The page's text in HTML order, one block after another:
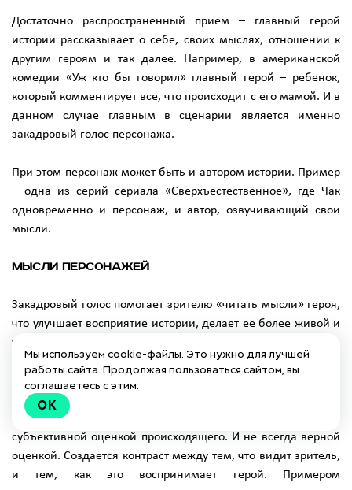
Достаточно распространенный прием – главный герой
истории рассказывает о себе, своих мыслях, отношении к
другим героям и так далее. Например, в американской
комедии «Уж кто бы говорил» главный герой – ребенок,
который комментирует все, что происходит с его мамой. И в
данном случае главным в сценарии является именно
закадровый голос персонажа.
При этом персонаж может быть и автором истории. Пример
– одна из серий сериала «Сверхъестественное», где Чак
одновременно и персонаж, и автор, озвучивающий свои
мысли.
Мысли персонажей
Закадровый голос помогает зрителю «читать мысли» героя,
что улучшает восприятие истории, делает ее более живой и
увлекательной. Как и в случае с голосом персонажа,
озвучивание мыслей может стать базой сценария.
Ненадежный рассказчик
Тот же самый закадровый голос персонажа, но со своей,
субъективной оценкой происходящего. И не всегда верной
оценкой. Создается контраст между тем, что видит зритель,
и тем, как это воспринимает герой. Примером
Мы используем cookie-файлы. Это нужно для лучшей
работы сайта. Продолжая пользоваться сайтом, вы
соглашаетесь с этим.
OK